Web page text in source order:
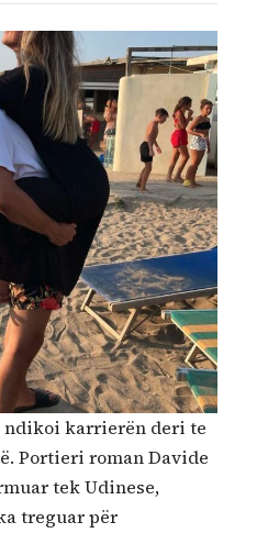
ndikoi karrierën deri te
Portieri roman Davide
tek Udinese,
treguar për